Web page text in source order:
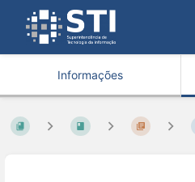
Informações